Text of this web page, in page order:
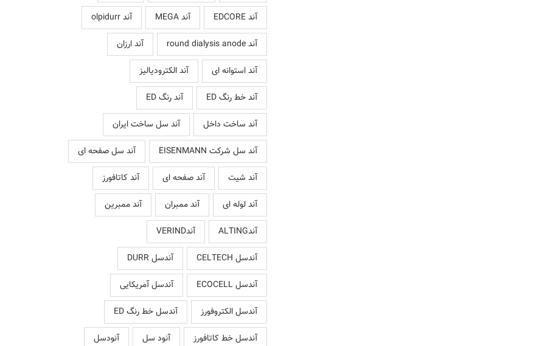
آند EDCORE
آند MEGA
آند olpidurr
آند round dialysis anode
آند ارزان
آند استوانه ای
آند الکترودیالیز
آند خط رنگ ED
آند رنگ ED
آند ساخت داخل
آند سل ساخت ایران
آند سل شرکت EISENMANN
آند سل صفحه ای
آند شیت
آند صفحه ای
آند کاتافورز
آند لوله ای
آند ممبران
آند ممبرین
آندALTING
آندVERIND
آندسل CELTECH
آندسل DURR
آندسل ECOCELL
آندسل آمریکایی
آندسل الکتروفورز
آندسل خط رنگ ED
آندسل خط کاتافورز
آنود سل
آنودسل